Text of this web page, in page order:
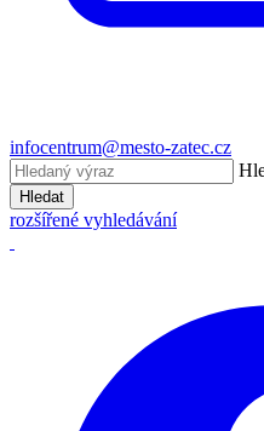
infocentrum@mesto-zatec.cz
Hledat
rozšířené vyhledávání